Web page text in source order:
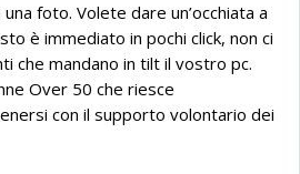
foto. Volete dare un’occhiata a
è immediato in pochi click, non ci
che mandano in tilt il vostro pc.
Over 50 che riesce
con il supporto volontario dei